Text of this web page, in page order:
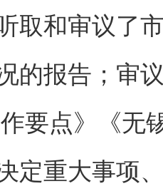
取和审议了
的报告；审
要点》《无
定重大事项